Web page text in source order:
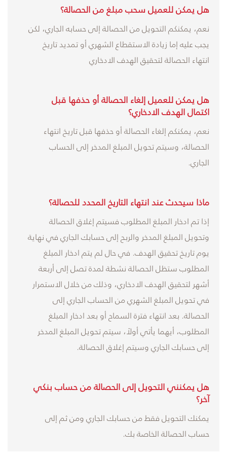
هل يمكن للعميل سحب مبلغ من الحصالة؟
نعم، يمكنكم التحويل من الحصالة إلى حسابه الجاري، لكن
يجب عليه إما زيادة الاستقطاع الشهري أو تمديد تاريخ
انتهاء الحصالة لتحقيق الهدف الادخاري
هل يمكن للعميل إلغاء الحصالة أو حذفها قبل
اكتمال الهدف الادخاري؟
نعم، يمكنكم إلغاء الحصالة أو حذفها قبل تاريخ انتهاء
الحصالة، وسيتم تحويل المبلغ المدخر إلى الحساب
الجاري.
ماذا سيحدث عند انتهاء التاريخ المحدد للحصالة؟
إذا تم ادخار المبلغ المطلوب فسيتم إغلاق الحصالة
وتحويل المبلغ المدخر والربح إلى حسابك الجاري في نهاية
يوم تاريخ تحقيق الهدف. في حال لم يتم ادخار المبلغ
المطلوب ستظل الحصالة نشطة لمدة تصل إلى أربعة
أشهر لتحقيق الهدف الادخاري، وذلك من خلال الاستمرار
في تحويل المبلغ الشهري من الحساب الجاري إلى
الحصالة. بعد انتهاء فترة السماح أو بعد ادخار المبلغ
المطلوب، أيهما يأتي أولاً، سيتم تحويل المبلغ المدخر
إلى حسابك الجاري وسيتم إغلاق الحصالة.
هل يمكنني التحويل إلى الحصالة من حساب بنكي
آخر؟
يمكنك التحويل فقط من حسابك الجاري ومن ثم إلى
حساب الحصالة الخاصة بك.